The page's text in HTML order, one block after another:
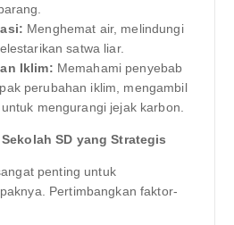
Menghemat air, melindungi
satwa liar.
Iklim: Memahami penyebab
perubahan iklim, mengambil
mengurangi jejak karbon.
SD yang Strategis
penting untuk
Pertimbangkan faktor-